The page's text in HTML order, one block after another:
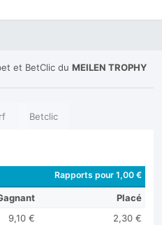
et BetClic du MEILEN TROPHY
Betclic
Rapports pour 1,00 €
Placé
9,10 €
2,30 €